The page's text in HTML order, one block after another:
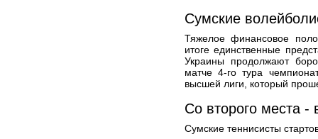
Сумские
Тяжелое финансовое
итоге единственные
Украины продолжают
матче 4-го тура
высшей лиги, который
Со второго места -
Сумские теннисисты